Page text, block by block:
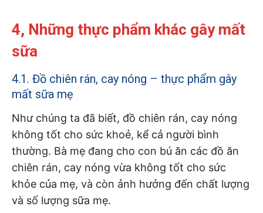
4, Những thực phẩm khác gây mất
sữa
4.1. Đồ chiên rán, cay nóng – thực phẩm gây
mất sữa mẹ
Như chúng ta đã biết, đồ chiên rán, cay nóng
không tốt cho sức khoẻ, kể cả người bình
thường. Bà mẹ đang cho con bú ăn các đồ ăn
chiên rán, cay nóng vừa không tốt cho sức
khỏe của mẹ, và còn ảnh hưởng đến chất lượng
và số lượng sữa mẹ.